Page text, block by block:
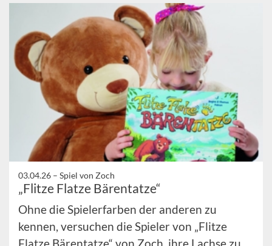
03.04.26 – Spiel von Zoch
„Flitze Flatze Bärentatze“
Ohne die Spielerfarben der anderen zu
kennen, versuchen die Spieler von „Flitze